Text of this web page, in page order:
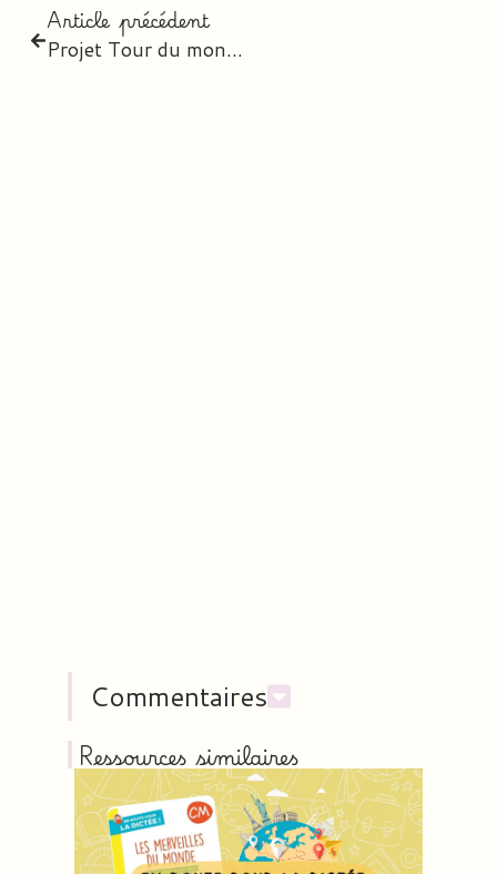
Article précédent
Projet Tour du monde des contes
Commentaires
Ressources similaires